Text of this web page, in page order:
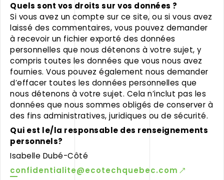
Quels sont vos droits sur vos données ?
Si vous avez un compte sur ce site, ou si vous avez
laissé des commentaires, vous pouvez demander
à recevoir un fichier exporté des données
personnelles que nous détenons à votre sujet, y
compris toutes les données que vous nous avez
fournies. Vous pouvez également nous demander
d’effacer toutes les données personnelles que
nous détenons à votre sujet. Cela n’inclut pas les
données que nous sommes obligés de conserver à
des fins administratives, juridiques ou de sécurité.
Qui est le/la responsable des renseignements
personnels?
Isabelle Dubé-Côté
confidentialite@ecotechquebec.com